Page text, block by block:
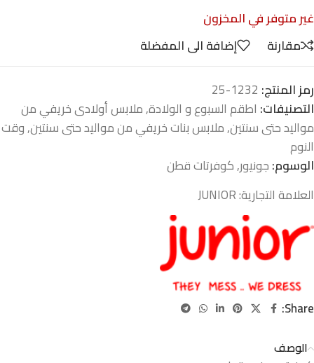
غير متوفر في المخزون
مقارنة
إضافة الى المفضلة
رمز المنتج: 1232-25
التصنيفات: اطقم السبوع و الولادة,ملابس أولادى خريفي من
مواليد حتى سنتين,ملابس بنات خريفي من مواليد حتى سنتين,وقت
النوم
الوسوم:جونيور,كوفرتات قطن
العلامة التجارية:JUNIOR
Share:
الوصف